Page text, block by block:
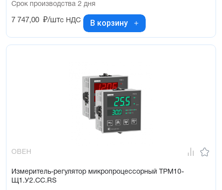
Срок производства 2 дня
7 747,00 ₽/штс НДС В корзину
ОВЕН
Измеритель-регулятор микропроцессорный ТРМ10-
Щ1.У2.СС.RS